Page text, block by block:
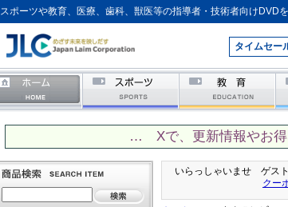
スポーツや教育、医療、歯科、獣医等の指導者・技術者向けDVD
タイムセー
… Xで、更新情報やお得
いらっしゃいませ ゲス
クー